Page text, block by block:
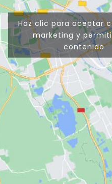
Haz clic para aceptar
marketing y
contenido